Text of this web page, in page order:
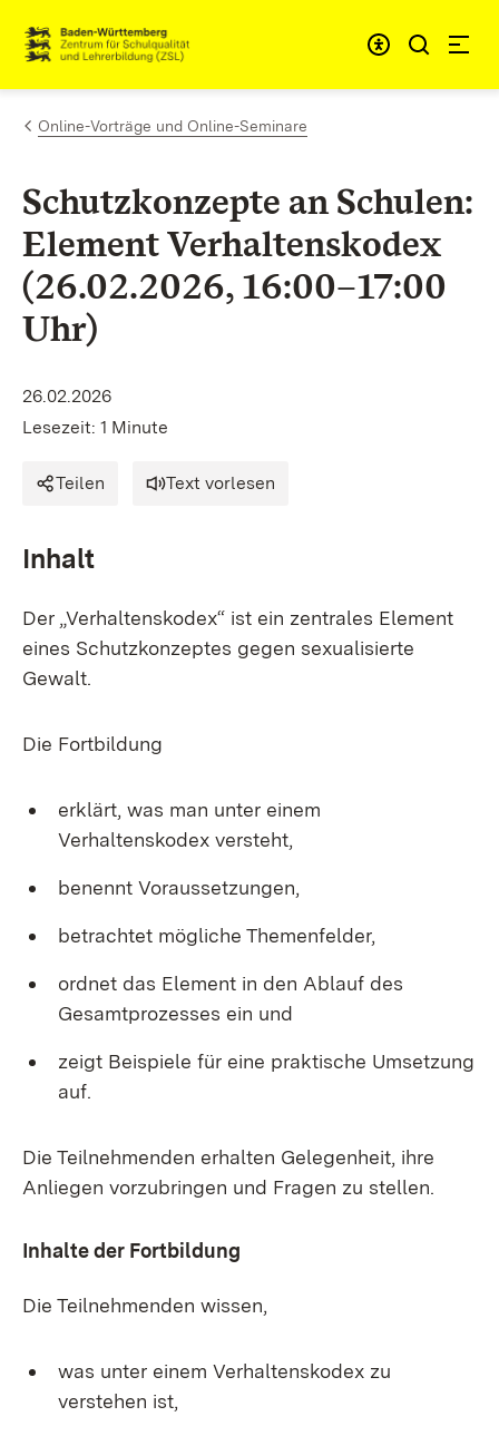
Zum Inhalt springen
Link zur Startseite
Online-Vorträge und Online-Seminare
Schutzkonzepte an Schulen:
Element Verhaltenskodex
(26.02.2026, 16:00–17:00
Uhr)
26.02.2026
Lesezeit: 1 Minute
Teilen Text vorlesen
Inhalt
Der „Verhaltenskodex“ ist ein zentrales Element
eines Schutzkonzeptes gegen sexualisierte
Gewalt.
Die Fortbildung
erklärt, was man unter einem
Verhaltenskodex versteht,
benennt Voraussetzungen,
betrachtet mögliche Themenfelder,
ordnet das Element in den Ablauf des
Gesamtprozesses ein und
zeigt Beispiele für eine praktische Umsetzung
auf.
Die Teilnehmenden erhalten Gelegenheit, ihre
Anliegen vorzubringen und Fragen zu stellen.
Inhalte der Fortbildung
Die Teilnehmenden wissen,
was unter einem Verhaltenskodex zu
verstehen ist,